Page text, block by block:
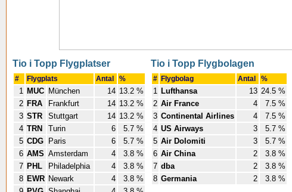
Tio i Topp Flygplatser
# Flygplats Antal %
1 MUC München 14 13.2 %
2 FRA Frankfurt 14 13.2 %
3 STR Stuttgart 14 13.2 %
4 TRN Turin 6
5.7 %
5 CDG Paris 6
5.7 %
6 AMS Amsterdam 4
3.8 %
7 PHL Philadelphia 4
3.8 %
8 EWR Newark 4
3.8 %
Tio i Topp Flygbolagen
# Flygbolag Antal %
1 Lufthansa 13 24.5 %
2 Air France 4
7.5 %
3 Continental Airlines 4
7.5 %
4 US Airways 3
5.7 %
5 Air Dolomiti 3
5.7 %
6 Air China 2
3.8 %
7 dba 2
3.8 %
8 Germania 2 3.8 %